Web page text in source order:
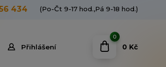
Přihlášení
434 (Po-Čt 9-17 hod.,Pá 9-18 hod.)
0
0 Kč